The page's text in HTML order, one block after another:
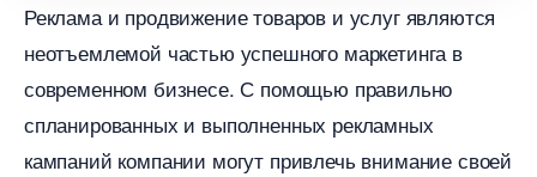
Реклама и продвижение товаров и услуг являются
неотъемлемой частью успешного маркетинга
современном бизнесе. С помощью правильно
спланированных и выполненных рекламных
кампаний компании могут привлечь внимание своей